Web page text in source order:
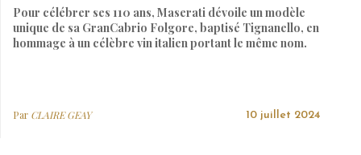
Pour célébrer ses 110 ans, Maserati dévoile un modèle
unique de sa GranCabrio Folgore, baptisé Tignanello, en
hommage à un célèbre vin italien portant le même nom.
Par CLAIRE GEAY 10 juillet 2024